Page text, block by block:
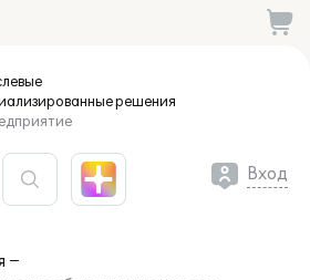
решения
Вход